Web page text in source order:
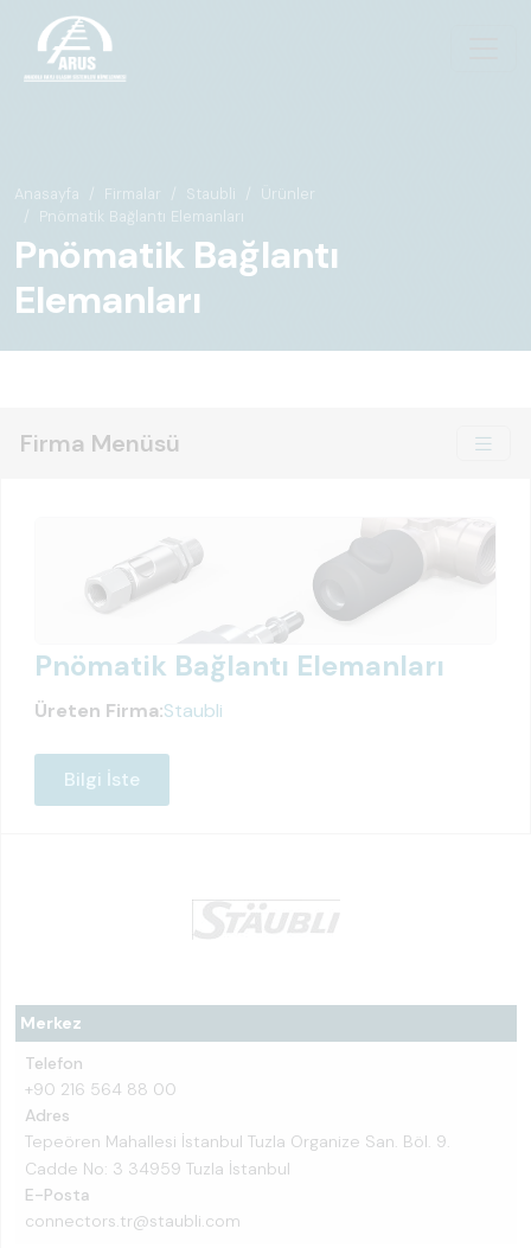
Anasayfa Firmalar Staubli
Ürünler
Pnömatik Bağlantı Elemanları
Pnömatik Bağlantı
Elemanları
Firma Menüsü
Merkez
Telefon
+90 216 564 88 00
Adres
Tepeören Mahallesi İstanbul Tuzla Organize San. Böl. 9.
Cadde No: 3 34959 Tuzla İstanbul
E-Posta
connectors.tr@staubli.com
Pnömatik Bağlantı Elemanları
Üreten Firma:Staubli
Bilgi İste